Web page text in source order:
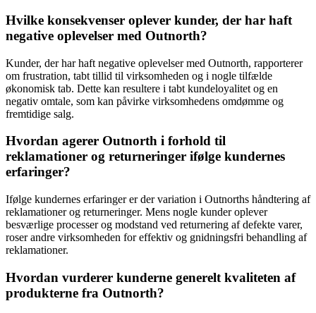
Hvilke konsekvenser oplever kunder, der har haft
negative oplevelser med Outnorth?
Kunder, der har haft negative oplevelser med Outnorth, rapporterer
om frustration, tabt tillid til virksomheden og i nogle tilfælde
økonomisk tab. Dette kan resultere i tabt kundeloyalitet og en
negativ omtale, som kan påvirke virksomhedens omdømme og
fremtidige salg.
Hvordan agerer Outnorth i forhold til
reklamationer og returneringer ifølge kundernes
erfaringer?
Ifølge kundernes erfaringer er der variation i Outnorths håndtering af
reklamationer og returneringer. Mens nogle kunder oplever
besværlige processer og modstand ved returnering af defekte varer,
roser andre virksomheden for effektiv og gnidningsfri behandling af
reklamationer.
Hvordan vurderer kunderne generelt kvaliteten af
produkterne fra Outnorth?